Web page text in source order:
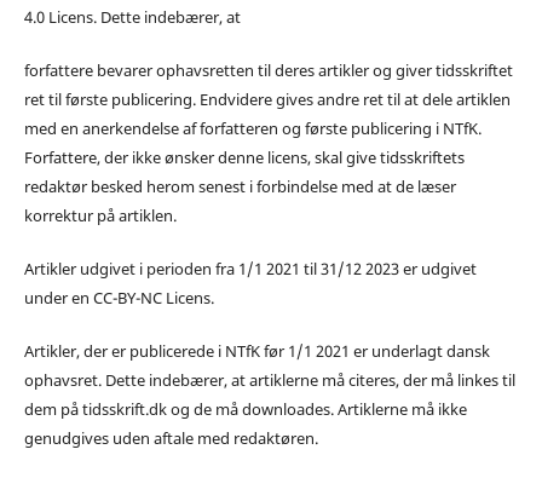
4.0 Licens. Dette indebærer, at
forfattere bevarer ophavsretten til deres artikler og giver tidsskriftet
ret til første publicering. Endvidere gives andre ret til at dele artiklen
med en anerkendelse af forfatteren og første publicering i NTfK.
Forfattere, der ikke ønsker denne licens, skal give tidsskriftets
redaktør besked herom senest i forbindelse med at de læser
korrektur på artiklen.
Artikler udgivet i perioden fra 1/1 2021 til 31/12 2023 er udgivet
under en CC-BY-NC Licens.
Artikler, der er publicerede i NTfK før 1/1 2021 er underlagt dansk
ophavsret. Dette indebærer, at artiklerne må citeres, der må linkes til
dem på tidsskrift.dk og de må downloades. Artiklerne må ikke
genudgives uden aftale med redaktøren.